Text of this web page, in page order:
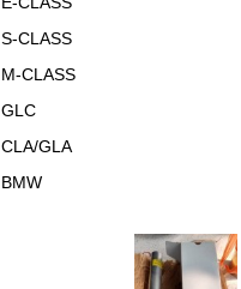
S-CLASS
M-CLASS
GLC
CLA/GLA
BMW